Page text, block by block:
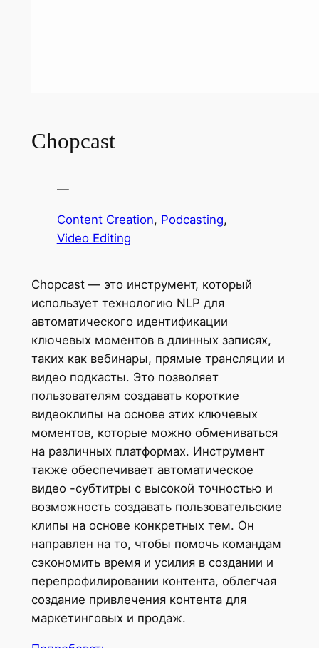
Chopcast
—
Content Creation, Podcasting
Video Editing
Chopcast — это инструмент, который
использует технологию NLP для
автоматического идентификации
ключевых моментов в длинных записях,
таких как вебинары, прямые трансляции и
видео подкасты. Это позволяет
пользователям создавать короткие
видеоклипы на основе этих ключевых
моментов, которые можно обмениваться
на различных платформах. Инструмент
также обеспечивает автоматическое
видео -субтитры с высокой точностью и
возможность создавать пользовательские
клипы на основе конкретных тем. Он
направлен на то, чтобы помочь командам
сэкономить время и усилия в создании и
перепрофилировании контента, облегчая
создание привлечения контента для
маркетинговых и продаж.